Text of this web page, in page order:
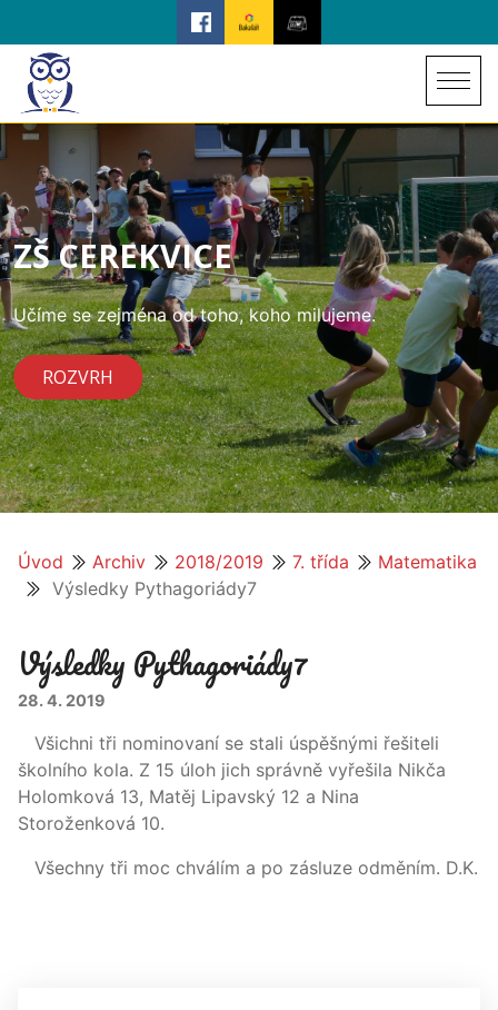
ZŠ CEREKVICE
Učíme se zejména od toho, koho milujeme.
ROZVRH
Úvod Archiv 2018/2019 7. třída
Matematika
Výsledky Pythagoriády7
Výsledky Pythagoriády7
28. 4. 2019
Všichni tři nominovaní se stali úspěšnými řešiteli
školního kola. Z 15 úloh jich správně vyřešila Nikča
Holomková 13, Matěj Lipavský 12 a Nina
Storoženková 10.
Všechny tři moc chválím a po zásluze odměním. D.K.